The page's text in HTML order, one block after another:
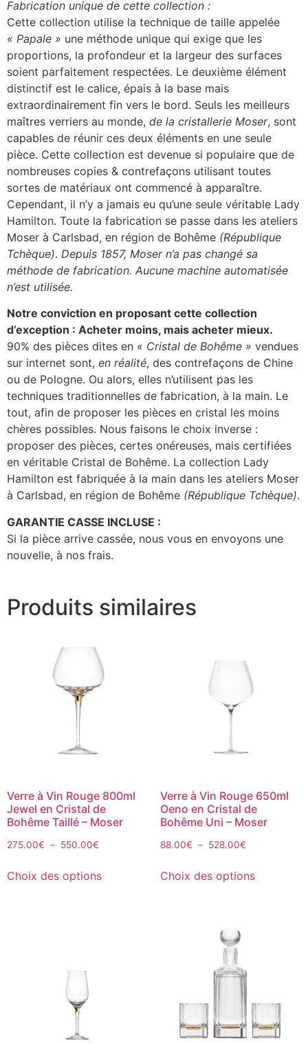
Fabrication unique de cette collection :
Cette collection utilise la technique de taille appelée
« Papale » une méthode unique qui exige que les
proportions, la profondeur et la largeur des surfaces
soient parfaitement respectées. Le deuxième élément
distinctif est le calice, épais à la base mais
extraordinairement fin vers le bord. Seuls les meilleurs
maîtres verriers au monde, de la cristallerie Moser, sont
capables de réunir ces deux éléments en une seule
pièce. Cette collection est devenue si populaire que de
nombreuses copies & contrefaçons utilisant toutes
sortes de matériaux ont commencé à apparaître.
Cependant, il n’y a jamais eu qu’une seule véritable Lady
Hamilton. Toute la fabrication se passe dans les ateliers
Moser à Carlsbad, en région de Bohême (République
Tchèque). Depuis 1857, Moser n’a pas changé sa
méthode de fabrication. Aucune machine automatisée
n’est utilisée.
Notre conviction en proposant cette collection
d’exception : Acheter moins, mais acheter mieux.
90% des pièces dites en « Cristal de Bohême » vendues
sur internet sont, en réalité, des contrefaçons de Chine
ou de Pologne. Ou alors, elles n’utilisent pas les
techniques traditionnelles de fabrication, à la main. Le
tout, afin de proposer les pièces en cristal les moins
chères possibles. Nous faisons le choix inverse :
proposer des pièces, certes onéreuses, mais certifiées
en véritable Cristal de Bohême. La collection Lady
Hamilton est fabriquée à la main dans les ateliers Moser
à Carlsbad, en région de Bohême (République Tchèque).
GARANTIE CASSE INCLUSE :
Si la pièce arrive cassée, nous vous en envoyons une
nouvelle, à nos frais.
Produits similaires
Verre à Vin Rouge 800ml
Jewel en Cristal de
Bohême Taillé – Moser
275.00€ – 550.00€
Choix des options
Verre à Vin Rouge 650ml
Oeno en Cristal de
Bohême Uni – Moser
88.00€ – 528.00€
Choix des options